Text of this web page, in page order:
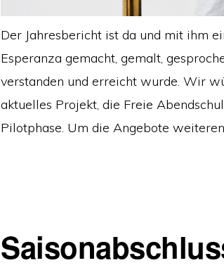
Der Jahresbericht ist da und mit ihm
Esperanza gemacht, gemalt,
verstanden und erreicht wurde. Wir
aktuelles Projekt, die Freie
Pilotphase. Um die Angebote